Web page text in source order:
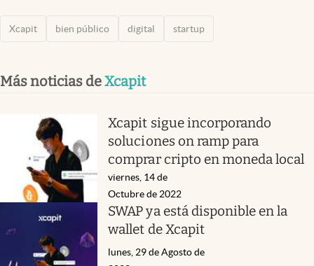
Xcapit bien público digital startup
Más noticias deXcapit
Xcapit sigue incorporando
soluciones on ramp para
comprar cripto en moneda local
viernes, 14 de
Octubre de 2022
SWAP ya está disponible en la
wallet de Xcapit
lunes, 29 de Agosto de